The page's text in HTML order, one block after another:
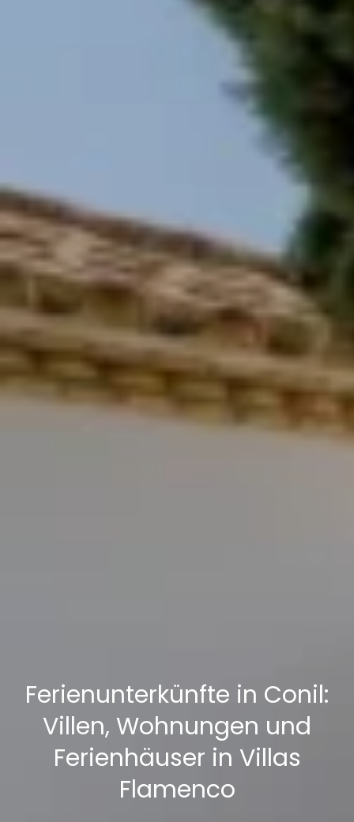
Ferienunterkünfte in Conil:
Villen, Wohnungen und
Ferienhäuser in Villas
Flamenco